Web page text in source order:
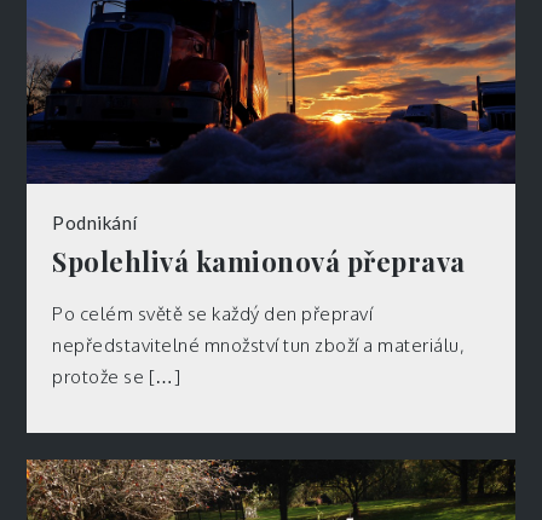
Podnikání
Spolehlivá kamionová přeprava
Po celém světě se každý den přepraví
nepředstavitelné množství tun zboží a materiálu,
protože se […]